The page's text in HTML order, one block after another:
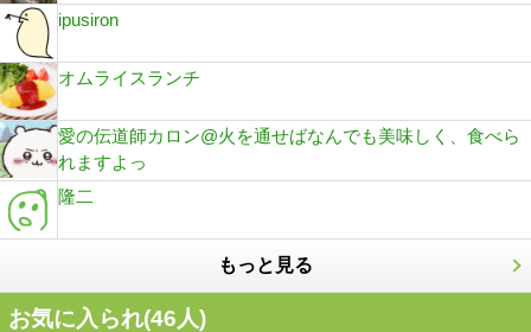
ipusiron
オムライスランチ
愛の伝道師カロン@火を通せばなんでも美味しく、食べら
れますよっ
隆二
もっと見る
お気に入られ(46人)